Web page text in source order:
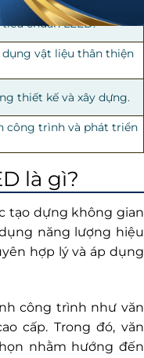
chuẩn LEED.
vật liệu thân thiện
thiết kế và xây dựng.
công trình và phát triển
là gì?
tạo dựng không gian
năng lượng hiệu
hợp lý và áp dụng
công trình như văn
cấp. Trong đó, văn
nhằm hướng đến